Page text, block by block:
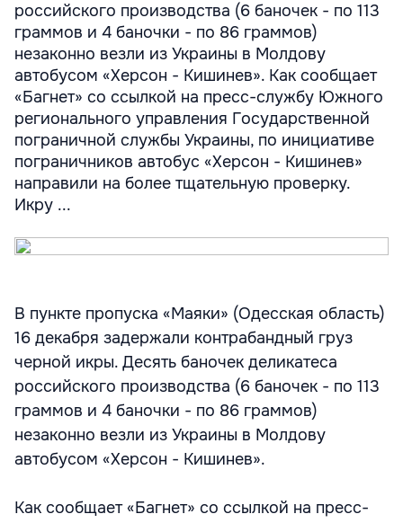
российского производства (6 баночек - по 113
граммов и 4 баночки - по 86 граммов)
незаконно везли из Украины в Молдову
автобусом «Херсон - Кишинев». Как сообщает
«Багнет» со ссылкой на пресс-службу Южного
регионального управления Государственной
пограничной службы Украины, по инициативе
пограничников автобус «Херсон - Кишинев»
направили на более тщательную проверку.
Икру ...
В пункте пропуска «Маяки» (Одесская область)
16 декабря задержали контрабандный груз
черной икры. Десять баночек деликатеса
российского производства (6 баночек - по 113
граммов и 4 баночки - по 86 граммов)
незаконно везли из Украины в Молдову
автобусом «Херсон - Кишинев».
Как сообщает «Багнет» со ссылкой на пресс-